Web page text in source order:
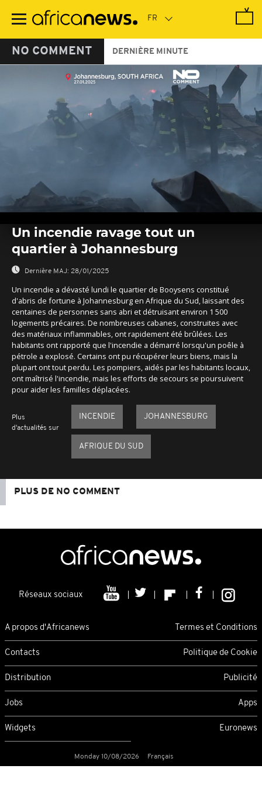
contenu
NO COMMENT DERNIÈRE MINUTE
seconds
seconds
Un incendie ravage tout un
quartier à Johannesburg
Dernière MAJ: 28/01/2025
Un incendie a dévasté lundi le quartier de Booysens constitué
d'abris de fortune à Johannesburg en Afrique du Sud, laissant des
centaines de personnes sans abri et détruisant environ 1 500
logements précaires. De nombreuses cabanes, construites avec
des matériaux inflammables, ont rapidement été brûlées. Les
habitants ont rapporté que l'incendie a démarré lorsqu'un poêle à
pétrole a explosé. Certains ont pu récupérer leurs biens, mais la
plupart ont tout perdu. Les pompiers, aidés par les habitants locaux,
ont maîtrisé l'incendie, mais les efforts de secours se poursuivent
pour aider les familles déplacées.
Plus
d'actualités sur
INCENDIE JOHANNESBURG
AFRIQUE DU SUD
PLUS DE NO COMMENT
Réseaux sociaux
A propos d'Africanews Termes et Conditions
Contacts Politique de Cookie
Distribution Publicité
Jobs Apps
Widgets Euronews
Monday 10/08/2026